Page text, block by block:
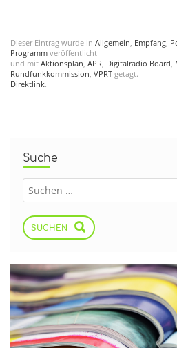
Dieser Eintrag wurde in Allgemein, Empfang,
Programm veröffentlicht
und mit Aktionsplan, APR, Digitalradio Board,
Rundfunkkommission, VPRT getagt.
Direktlink.
Suche
SUCHEN